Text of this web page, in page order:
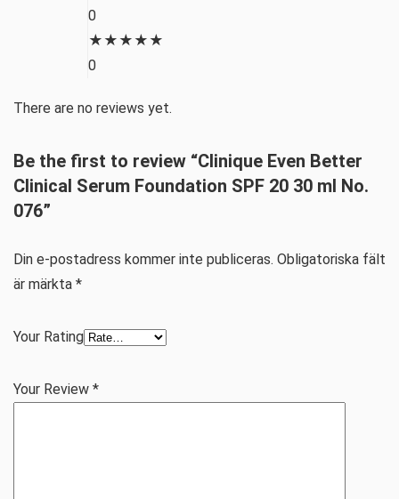
0
★ ★ ★ ★ ★
0
There are no reviews yet.
Be the first to review “Clinique Even Better
Clinical Serum Foundation SPF 20 30 ml No.
076”
Din e-postadress kommer inte publiceras. Obligatoriska fält
är märkta *
Your Rating
Your Review *